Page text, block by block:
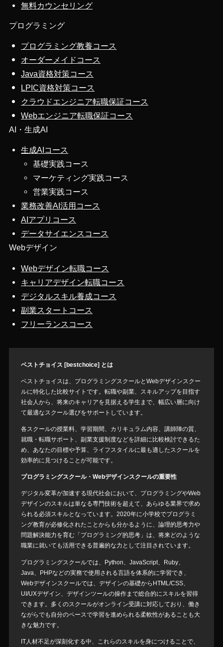
無料カウンセリング
プログラミング
プログラミング教養コース
オーダーメイドコース
Java資格対策コース
LPIC資格対策コース
クラウドエンジニア転職保証コース
Webエンジニア転職保証コース
AI・生成AI
生成AIコース
基礎実践コース
マーケティング実践コース
営業実践コース
業務改善AI活用コース
AIアプリコース
データサイエンスコース
Webデザイン
Webデザイン転職コース
キャリアデザイン転職コース
デジタルスキル養成コース
副業スタートコース
フリーランスコース
ベストチョイス [bestchoice] とは
ベストチョイスは、プログラミングスクールとWebデザインスクー
ルに特化した比較サイトです。転職や副業、スキルアップを目指す
社会人から、将来のキャリアを見据える学生まで、幅広い層に向け
て最適なスクール選びをサポートしています。
各スクールの授業料、学習期間、カリキュラム内容、講師陣の質、
就職・転職サポート、副業支援制度などを詳細に比較検討できるた
め、あなたの目標や予算、ライフスタイルに最も適したスクールを
効率的に見つけることが可能です。
プログラミングスクール・Webデザインスクールの重要性
デジタル変革が加速する現代社会において、プログラミングやWeb
デザインのスキルは単なる専門技術を超えて、あらゆる業界で求め
られる必須スキルとなっています。2020年に小学校でプログラミ
ング教育が必修化されたことからも分かるように、論理的思考力や
問題解決能力を育む「プログラミング的思考」は、将来どのような
職業に就いても活用できる普遍的な力として注目されています。
プログラミングスクールでは、Python、JavaScript、Ruby、
Java、PHPなどの実務で使用される言語を体系的に学習でき、
Webデザインスクールでは、デザインの基礎からHTML/CSS、
UI/UXデザイン、デザインツールの操作まで総合的にスキルを習得
できます。多くのスクールがオンライン受講に対応しており、働き
ながらでも自分のペースで学習を進められる柔軟性があることも大
きな魅力です。
IT人材不足が深刻化する中、これらのスキルを身につけることで、